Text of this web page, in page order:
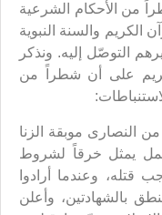
من الأحكام الشرعية
الكريم والسنة النبوية
التوصّل إليه. ونذكر
على أن شطراً من
النصارى موبقة الزنا
يمثل خرقاً لشروط
قتله، وعندما أرادوا
بالشهادتين، وأعلن